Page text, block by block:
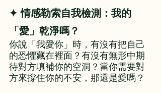
✦ 情感勒索自我檢測：我的
「愛」乾淨嗎？
你說「我愛你」時，有沒有把自己
的恐懼藏在裡面？有沒有無形中期
待對方填補你的空洞？當你需要對
方來撐住你的不安，那還是愛嗎？